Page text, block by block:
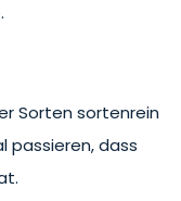
Sorten sortenrein
passieren, dass